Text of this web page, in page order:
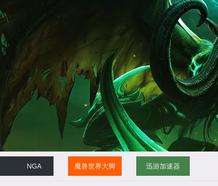
NGA 魔兽世界大脚 迅游加速器